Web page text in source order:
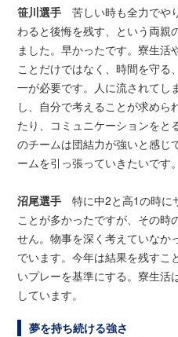
笹川選手 苦しい時も全力でや
わると後悔を残す、という両親
ました。早かったです。寮生
ことだけではなく、時間を守る
一が必要です。人に流されてし
し、自分で考えることが求めら
たり、コミュニケーションをと
のチームは団結力が強いと感じ
ームを引っ張っていきたいです。
沼尾選手特に中2と高1の時に
ことが多かったですが、その時
せん。物事を深く考えていなか
でいます。今年は結果を残すこ
いプレーを基準にする。寮生活
しています。
夢を持ち続ける強さ